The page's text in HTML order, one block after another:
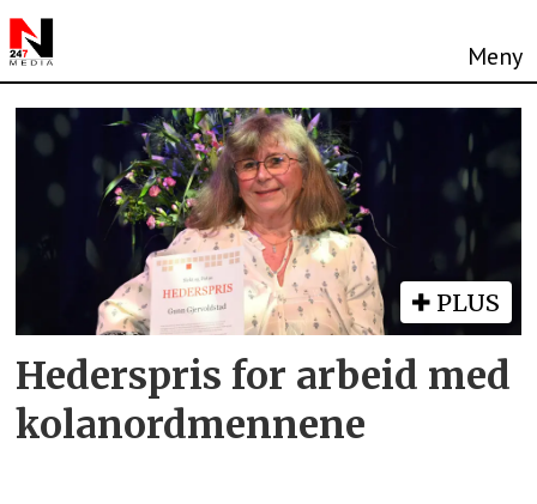
Tag:
gunn
gjervoldstad
PLUS
Hederspris for arbeid med
kolanordmennene